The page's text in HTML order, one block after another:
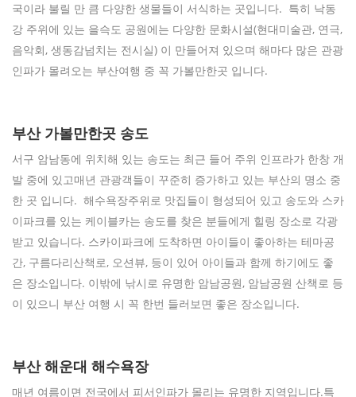
국이라 불릴 만 큼 다양한 생물들이 서식하는 곳입니다. 특히 낙동
강 주위에 있는 을슥도 공원에는 다양한 문화시설(현대미술관, 연극,
음악회, 생동감넘치는 전시실) 이 만들어져 있으며 해마다 많은 관광
인파가 몰려오는 부산여행 중 꼭 가볼만한곳 입니다.
부산 가볼만한곳 송도
서구 암남동에 위치해 있는 송도는 최근 들어 주위 인프라가 한창 개
발 중에 있고매년 관광객들이 꾸준히 증가하고 있는 부산의 명소 중
한 곳 입니다. 해수욕장주위로 맛집들이 형성되어 있고 송도와 스카
이파크를 있는 케이블카는 송도를 찾은 분들에게 힐링 장소로 각광
받고 있습니다. 스카이파크에 도착하면 아이들이 좋아하는 테마공
간, 구름다리산책로, 오션뷰, 등이 있어 아이들과 함께 하기에도 좋
은 장소입니다. 이밖에 낚시로 유명한 암남공원, 암남공원 산책로 등
이 있으니 부산 여행 시 꼭 한번 들러보면 좋은 장소입니다.
부산 해운대 해수욕장
매년 여름이면 전국에서 피서인파가 몰리는 유명한 지역입니다.특